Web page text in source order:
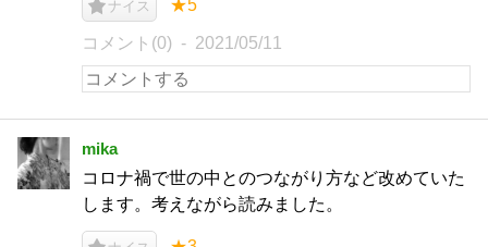
ナイス ★5
コメント(0) 2021/05/11
mika
コロナ禍で世の中とのつながり方など改めていた
します。考えながら読みました。